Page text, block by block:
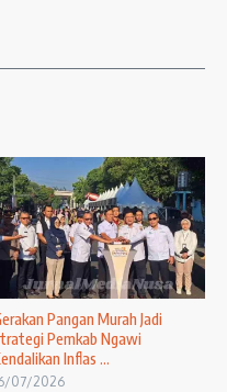
Pangan Murah Jadi
Pemkab Ngawi
Inflas ...
07/2026